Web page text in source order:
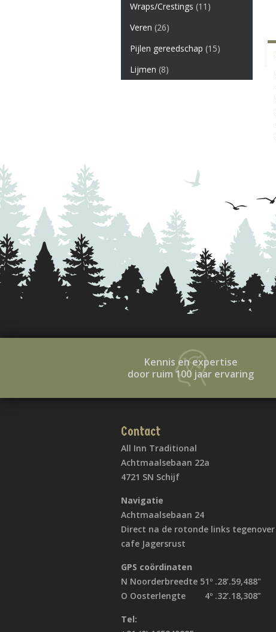
Wraps/Crestings (11)
Veren (26)
Pijlen gereedschap (15)
Lijmen (8)
Kennis en expertise
door ruim 100 jaar ervaring
Contact
All Inn Traditional
Achtmaalsebaan 22a
4721 SN Schijf
Navigatie
Achtmaalsebaan 24
Direct na de rotonde links tegenover
cafe Jagersrust
GPS coördinaten
N Noorderbreedte 51º .28’.59,488"
O Oosterlengte 4º .32’.18,308”
Tel: